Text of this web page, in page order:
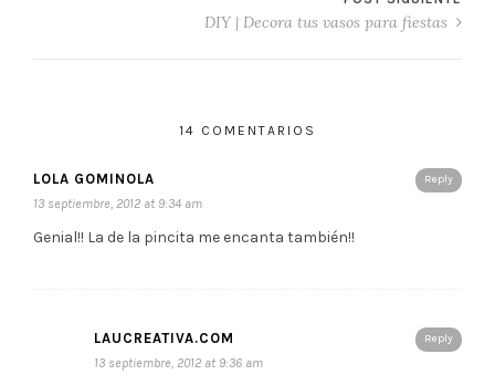
DIY | Decora tus vasos para fiestas
14 COMENTARIOS
Reply
LOLA GOMINOLA
13 septiembre, 2012 at 9:34 am
Genial!! La de la pincita me encanta también!!
Reply
LAUCREATIVA.COM
13 septiembre, 2012 at 9:36 am